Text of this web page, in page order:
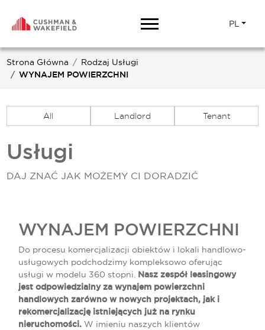
PL
Strona Główna
Rodzaj Usługi
WYNAJEM POWIERZCHNI
All Landlord Tenant
Usługi
DAJ ZNAĆ JAK MOŻEMY CI DORADZIĆ
WYNAJEM POWIERZCHNI
Do procesu komercjalizacji obiektów i lokali handlowo-
usługowych podchodzimy kompleksowo oferując
usługi w modelu 360 stopni. Nasz zespół leasingowy
jest odpowiedzialny za wynajem powierzchni
handlowych zarówno w nowych projektach, jak i
rekomercjalizację istniejących już na rynku
nieruchomości.W imieniu naszych klientów